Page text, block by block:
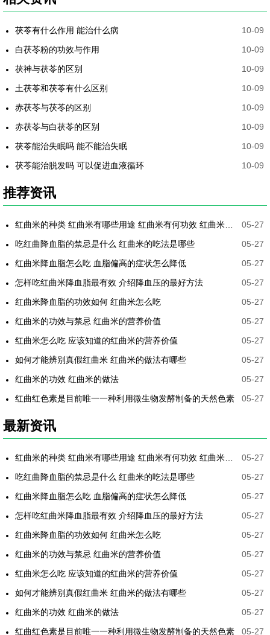
茯苓有什么作用 能治什么病
10-09
白茯苓粉的功效与作用
10-09
茯神与茯苓的区别
10-09
土茯苓和茯苓有什么区别
10-09
赤茯苓与茯苓的区别
10-09
赤茯苓与白茯苓的区别
10-09
茯苓能治失眠吗 能不能治失眠
10-09
茯苓能治脱发吗 可以促进血液循环
10-09
推荐资讯
05-27
吃红曲降血脂的禁忌是什么 红曲米的吃法是哪些
05-27
红曲米降血脂怎么吃 血脂偏高的症状怎么降低
05-27
怎样吃红曲米降血脂最有效 介绍降血压的最好方法
05-27
红曲米降血脂的功效如何 红曲米怎么吃
05-27
红曲米的功效与禁忌 红曲米的营养价值
05-27
红曲米怎么吃 应该知道的红曲米的营养价值
05-27
如何才能辨别真假红曲米 红曲米的做法有哪些
05-27
红曲米的功效 红曲米的做法
05-27
红曲红色素是目前唯一一种利用微生物发酵制备的天然色素
05-27
最新资讯
05-27
吃红曲降血脂的禁忌是什么 红曲米的吃法是哪些
05-27
红曲米降血脂怎么吃 血脂偏高的症状怎么降低
05-27
怎样吃红曲米降血脂最有效 介绍降血压的最好方法
05-27
红曲米降血脂的功效如何 红曲米怎么吃
05-27
红曲米的功效与禁忌 红曲米的营养价值
05-27
红曲米怎么吃 应该知道的红曲米的营养价值
05-27
如何才能辨别真假红曲米 红曲米的做法有哪些
05-27
红曲米的功效 红曲米的做法
05-27
红曲红色素是目前唯一一种利用微生物发酵制备的天然色素
05-27